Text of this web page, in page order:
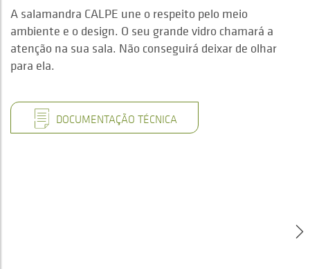
A salamandra CALPE une o respeito pelo meio
ambiente e o design. O seu grande vidro chamará a
atenção na sua sala. Não conseguirá deixar de olhar
para ela.
DOCUMENTAÇÃO TÉCNICA